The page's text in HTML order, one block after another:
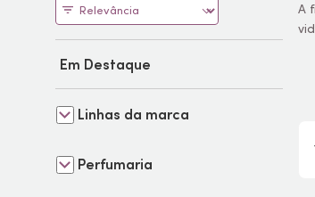
A
Em Destaque
Linhas da marca
Perfumaria